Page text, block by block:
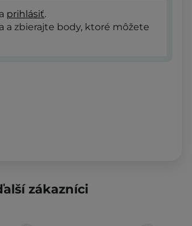
prihlásiť.
a zbierajte body, ktoré môžete
zákazníci